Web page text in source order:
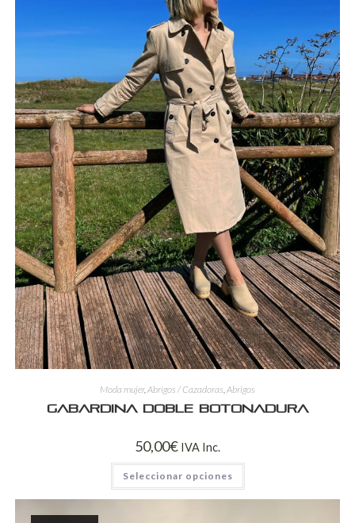
Moda mujer, Abrigos / Cazadoras Abrigos
Gabardina Doble Botonadura
50,00€ IVA Inc.
Seleccionar opciones